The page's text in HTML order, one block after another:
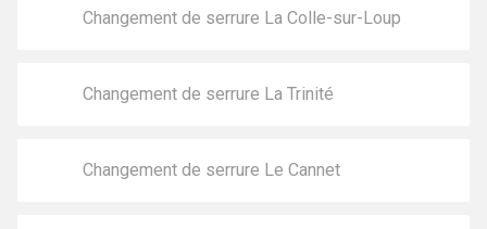
Changement de serrure La Colle-sur-Loup
Changement de serrure La Trinité
Changement de serrure Le Cannet